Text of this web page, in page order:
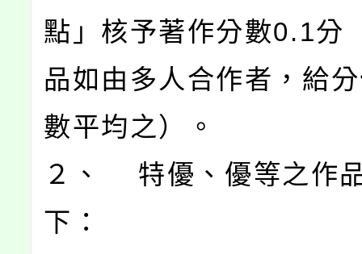
點」核予著作分數0.1分
品如由多人合作者，給
數平均之）。
２、 特優、優等之作
下：